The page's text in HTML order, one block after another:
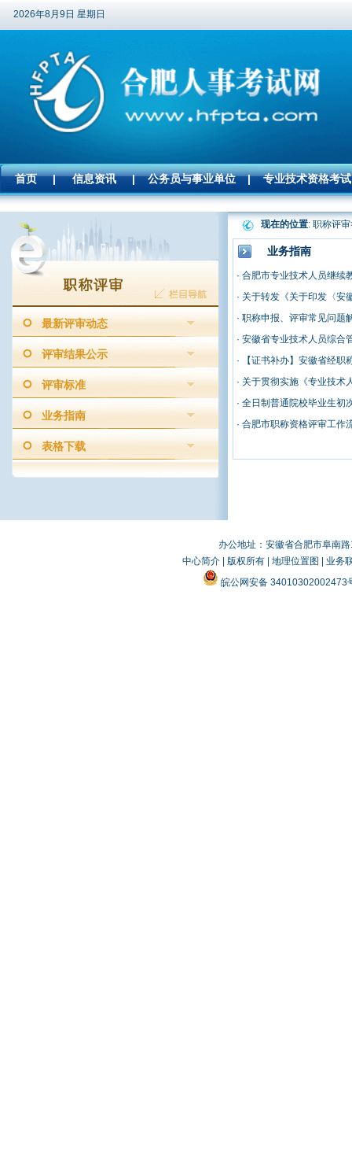
2026年8月9日 星期日
首页 | 信息资讯 | 公务员与事业单位 | 专业技术资格考试
最新评审动态
评审结果公示
评审标准
业务指南
表格下载
现在的位置: 职称评
业务指南
· 合肥市专业技术人员继续
· 关于转发《关于印发〈安
· 职称申报、评审常见问题
· 安徽省专业技术人员综合
·
【证书补办】安徽省经
· 关于贯彻实施《专业技术
· 全日制普通院校毕业生初
· 合肥市职称资格评审工作
办公地址：安徽省合肥市阜南
中心简介| 版权所有| 地理位置图
业务
皖公网安备 34010302002473